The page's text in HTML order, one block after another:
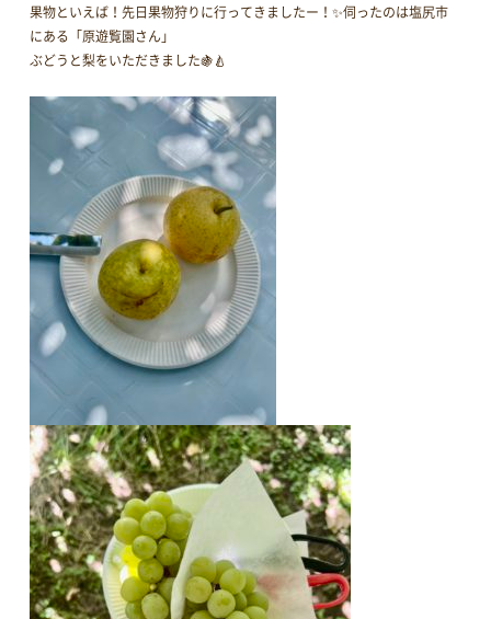
果物といえば！先日果物狩りに行ってきましたー！✨伺ったのは塩尻市
にある「原遊覧園さん」
ぶどうと梨をいただきました🍇🍐